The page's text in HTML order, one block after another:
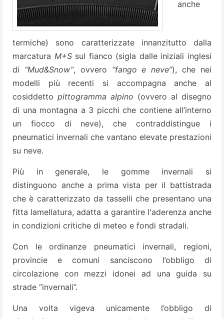
anche
termiche) sono caratterizzate innanzitutto dalla
marcatura M+Ssul fianco (sigla dalle iniziali inglesi
di “Mud&Snow”, ovvero “fango e neve”), che nei
modelli più recenti si accompagna anche al
cosiddetto pittogramma alpino (ovvero al disegno
di una montagna a 3 picchi che contiene all’interno
un fiocco di neve), che contraddistingue i
pneumatici invernali che vantano elevate prestazioni
su neve.
Più in generale, le gomme invernali si
distinguono anche a prima vista per il battistrada
che è caratterizzato da tasselli che presentano una
fitta lamellatura, adatta a garantire l'aderenza anche
in condizioni critiche di meteo e fondi stradali.
Con le ordinanze pneumatici invernali, regioni,
provincie e comuni sanciscono l’obbligo di
circolazione con mezzi idonei ad una guida su
strade “invernali”.
Una volta vigeva unicamente l’obbligo di